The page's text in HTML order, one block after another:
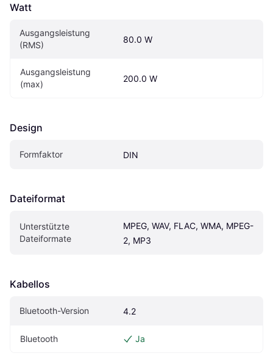
Watt
Ausgangsleistung
(RMS)
80.0 W
Ausgangsleistung
(max)
200.0 W
Design
Formfaktor DIN
Dateiformat
Unterstützte
Dateiformate
MPEG, WAV, FLAC, WMA, MPEG-
2, MP3
Kabellos
Bluetooth-Version 4.2
Bluetooth Ja